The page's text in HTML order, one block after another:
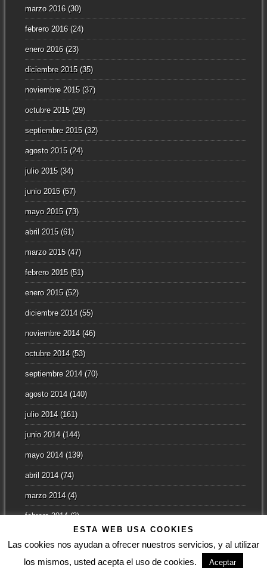
marzo 2016(30)
febrero 2016(24)
enero 2016(23)
diciembre 2015(35)
noviembre 2015(37)
octubre 2015(29)
septiembre 2015(32)
agosto 2015(24)
julio 2015(34)
junio 2015(57)
mayo 2015(73)
abril 2015(61)
marzo 2015(47)
febrero 2015(51)
enero 2015(52)
diciembre 2014(55)
noviembre 2014(46)
octubre 2014(53)
septiembre 2014(70)
agosto 2014(140)
julio 2014(161)
junio 2014(144)
mayo 2014(139)
abril 2014(74)
marzo 2014(4)
febrero 2014(3)
ESTA WEB USA COOKIES
Las cookies nos ayudan a ofrecer nuestros servicios, y al utilizar
los mismos, usted acepta el uso de cookies.
Aceptar